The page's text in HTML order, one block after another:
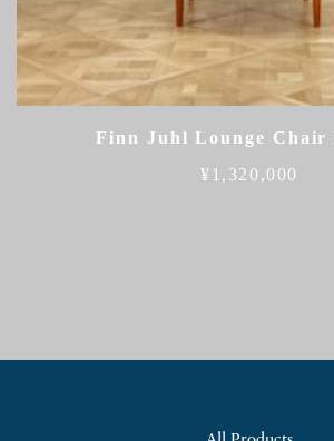
Finn Juhl Lounge Chair
¥ 1,320,000